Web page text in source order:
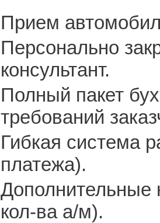
Прием
Персонально
консультант.
Полный пакет
требований
Гибкая система
платежа).
Дополнительные
кол-ва а/м).